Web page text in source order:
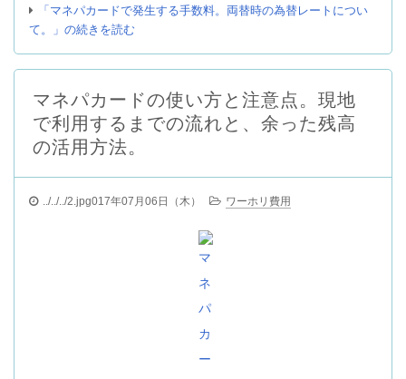
「マネパカードで発生する手数料。両替時の為替レートについ
て。」の続きを読む
マネパカードの使い方と注意点。現地
で利用するまでの流れと、余った残高
の活用方法。
../../../2.jpg017年07月06日（木） ワーホリ費用